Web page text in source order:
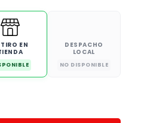
EN
DESPACHO
LOCAL
NO DISPONIBLE